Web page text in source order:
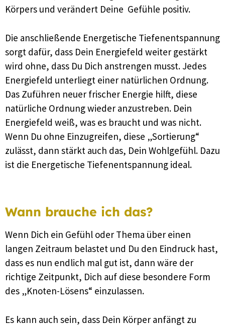
Körpers und verändert Deine Gefühle positiv.
Die anschließende Energetische Tiefenentspannung
sorgt dafür, dass Dein Energiefeld weiter gestärkt
wird ohne, dass Du Dich anstrengen musst. Jedes
Energiefeld unterliegt einer natürlichen Ordnung.
Das Zuführen neuer frischer Energie hilft, diese
natürliche Ordnung wieder anzustreben. Dein
Energiefeld weiß, was es braucht und was nicht.
Wenn Du ohne Einzugreifen, diese „Sortierung“
zulässt, dann stärkt auch das, Dein Wohlgefühl. Dazu
ist die Energetische Tiefenentspannung ideal.
Wann brauche ich das?
Wenn Dich ein Gefühl oder Thema über einen
langen Zeitraum belastet und Du den Eindruck hast,
dass es nun endlich mal gut ist, dann wäre der
richtige Zeitpunkt, Dich auf diese besondere Form
des „Knoten-Lösens“ einzulassen.
Es kann auch sein, dass Dein Körper anfängt zu